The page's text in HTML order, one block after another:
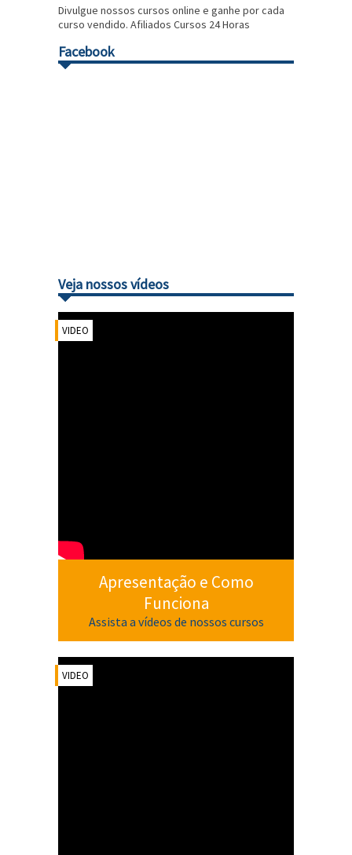
Divulgue nossos cursos online e ganhe por cada
curso vendido. Afiliados Cursos 24 Horas
Facebook
Veja nossos vídeos
VIDEO
Apresentação e Como
Funciona
Assista a vídeos de nossos cursos
VIDEO